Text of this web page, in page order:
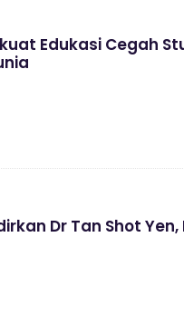
Edukasi Cegah
Dr Tan Shot